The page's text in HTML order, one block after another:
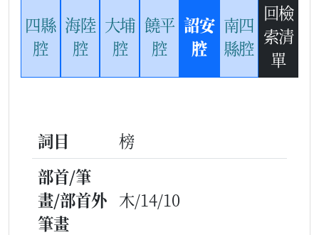
四縣
腔
海陸
腔
大埔
腔
饒平
腔
詔安
腔
南四
縣腔
回檢
索清
單
詞目
榜
部首/筆
畫/部首外
筆畫
木/14/10